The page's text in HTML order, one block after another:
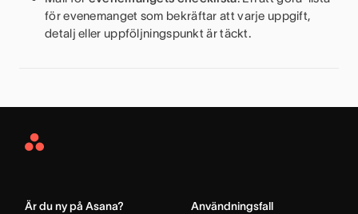
för evenemanget som bekräftar att varje uppgift,
detalj eller uppföljningspunkt är täckt.
Asana
Är du ny på Asana? Användningsfall